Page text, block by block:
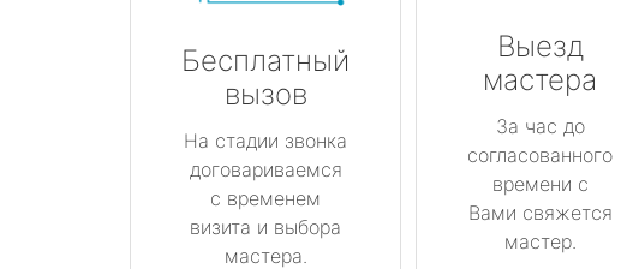
Бесплатный
вызов
На стадии звонка
договариваемся
с временем
визита и выбора
мастера.
Выезд
мастера
За час до
согласованного
времени с
Вами свяжется
мастер.